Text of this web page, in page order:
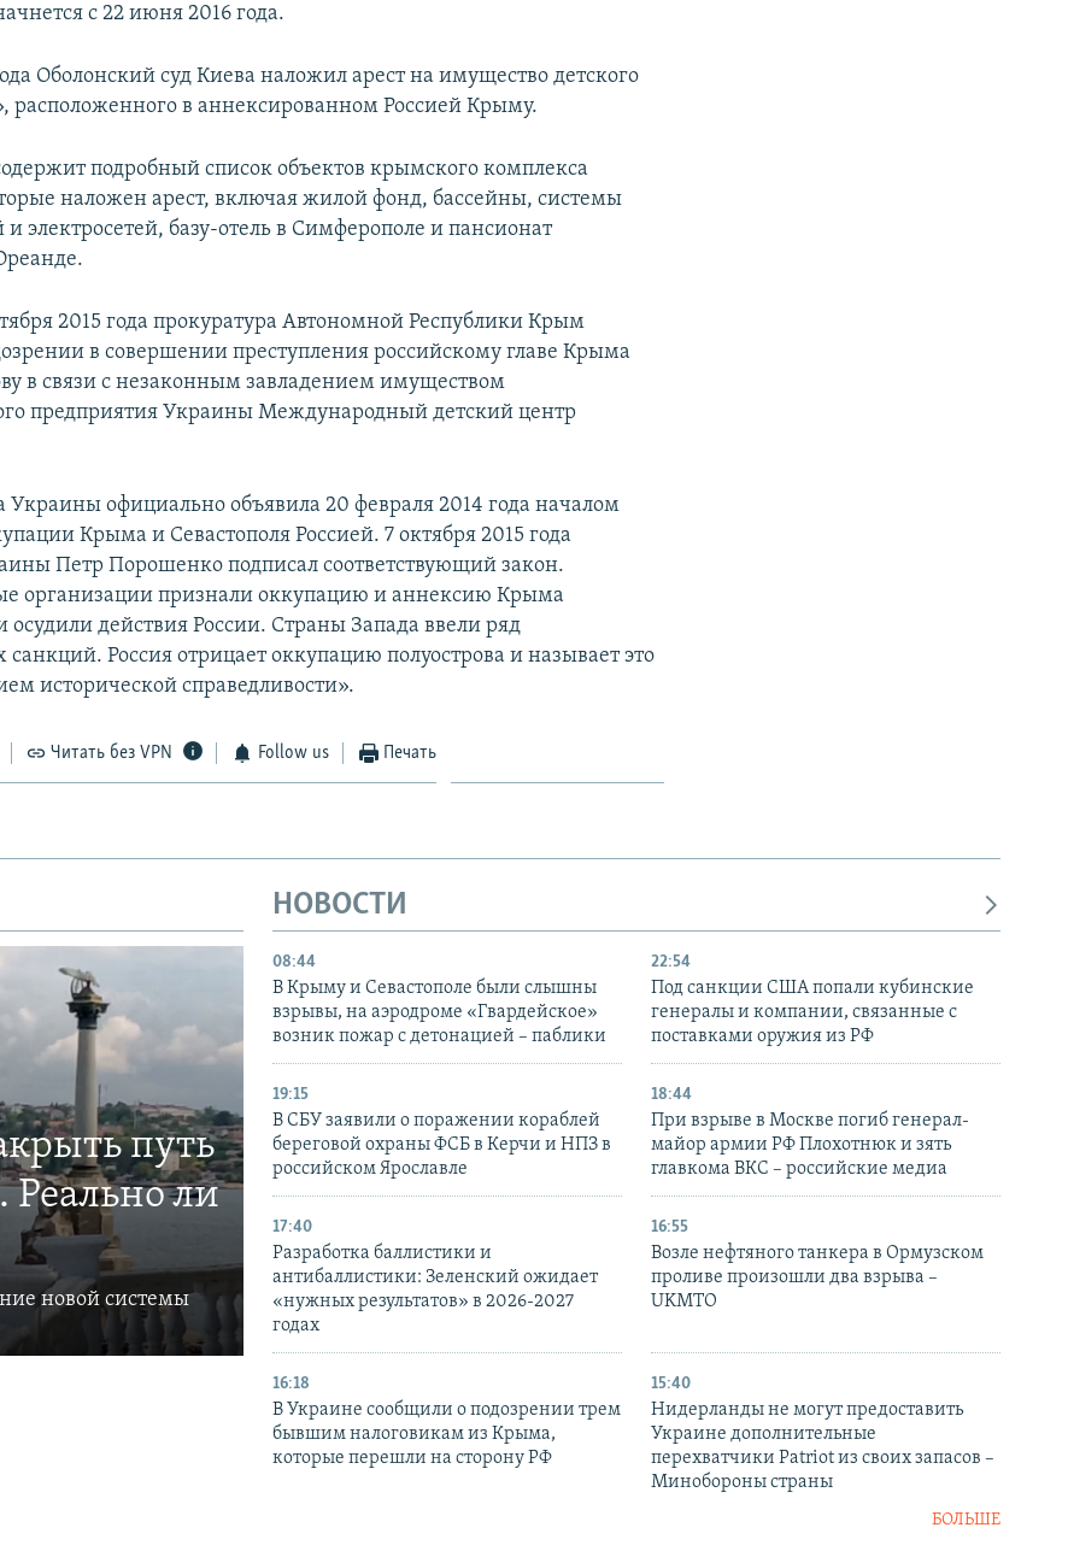
с 22 июня 2016 года.
Оболонский суд Киева наложил арест на имущество детского
расположенного в аннексированном Россией Крыму.
подробный список объектов крымского комплекса
наложен арест, включая жилой фонд, бассейны, системы
электросетей, базу-отель в Симферополе и пансионат
2015 года прокуратура Автономной Республики Крым
в совершении преступления российскому главе Крыма
в связи с незаконным завладением имуществом
предприятия Украины Международный детский центр
Украины официально объявила 20 февраля 2014 года началом
Крыма и Севастополя Россией. 7 октября 2015 года
Петр Порошенко подписал соответствующий закон.
организации признали оккупацию и аннексию Крыма
действия России. Страны Запада ввели ряд
Россия отрицает оккупацию полуострова и называет это
исторической справедливости».
Читать без VPN Follow us Печать
путь
ли
новой системы
НОВОСТИ
08:44
В Крыму и Севастополе были слышны
взрывы, на аэродроме «Гвардейское»
возник пожар с детонацией – паблики
22:54
Под санкции США попали кубинские
генералы и компании, связанные с
поставками оружия из РФ
19:15
В СБУ заявили о поражении кораблей
береговой охраны ФСБ в Керчи и НПЗ в
российском Ярославле
18:44
При взрыве в Москве погиб генерал-
майор армии РФ Плохотнюк и зять
главкома ВКС – российские медиа
17:40
Разработка баллистики и
антибаллистики: Зеленский ожидает
«нужных результатов» в 2026-2027
годах
16:55
Возле нефтяного танкера в Ормузском
проливе произошли два взрыва –
UKMTO
16:18
В Украине сообщили о подозрении трем
бывшим налоговикам из Крыма,
которые перешли на сторону РФ
15:40
Нидерланды не могут предоставить
Украине дополнительные
перехватчики Patriot из своих запасов –
Минобороны страны
БОЛЬШЕ